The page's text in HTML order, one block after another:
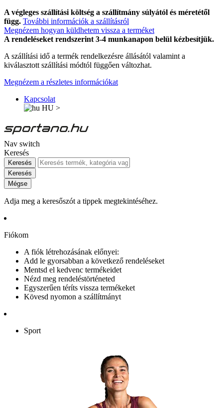
A végleges szállítási költség a szállítmány súlyától és méretétől
függ. További információk a szállításról
Megnézem hogyan küldhetem vissza a terméket
A rendeléseket rendszerint 3-4 munkanapon belül kézbesítjük.
A szállítási idő a termék rendelkezésre állásától valamint a
kiválasztott szállítási módtól függően változhat.
Megnézem a részletes információkat
Kapcsolat
HU >
Nav switch
Keresés
Keresés
Keresés
Mégse
Adja meg a keresőszót a tippek megtekintéséhez.
Fiókom
A fiók létrehozásának előnyei:
Add le gyorsabban a következő rendeléseket
Mentsd el kedvenc termékeidet
Nézd meg rendeléstörténeted
Egyszerűen téríts vissza termékeket
Kövesd nyomon a szállítmányt
Sport